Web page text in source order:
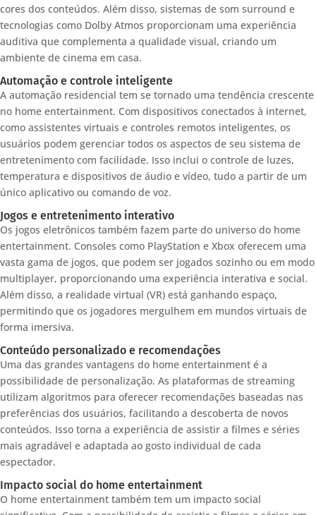
cores dos conteúdos. Além disso, sistemas de som surround e
tecnologias como Dolby Atmos proporcionam uma experiência
auditiva que complementa a qualidade visual, criando um
ambiente de cinema em casa.
Automação e controle inteligente
A automação residencial tem se tornado uma tendência crescente
no home entertainment. Com dispositivos conectados à internet,
como assistentes virtuais e controles remotos inteligentes, os
usuários podem gerenciar todos os aspectos de seu sistema de
entretenimento com facilidade. Isso inclui o controle de luzes,
temperatura e dispositivos de áudio e vídeo, tudo a partir de um
único aplicativo ou comando de voz.
Jogos e entretenimento interativo
Os jogos eletrônicos também fazem parte do universo do home
entertainment. Consoles como PlayStation e Xbox oferecem uma
vasta gama de jogos, que podem ser jogados sozinho ou em modo
multiplayer, proporcionando uma experiência interativa e social.
Além disso, a realidade virtual (VR) está ganhando espaço,
permitindo que os jogadores mergulhem em mundos virtuais de
forma imersiva.
Conteúdo personalizado e recomendações
Uma das grandes vantagens do home entertainment é a
possibilidade de personalização. As plataformas de streaming
utilizam algoritmos para oferecer recomendações baseadas nas
preferências dos usuários, facilitando a descoberta de novos
conteúdos. Isso torna a experiência de assistir a filmes e séries
mais agradável e adaptada ao gosto individual de cada
espectador.
Impacto social do home entertainment
O home entertainment também tem um impacto social